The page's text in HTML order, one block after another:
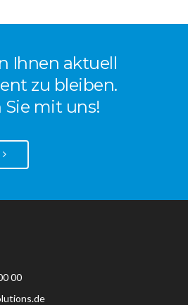
Ihnen aktuell
zu bleiben.
Sie mit uns!
00